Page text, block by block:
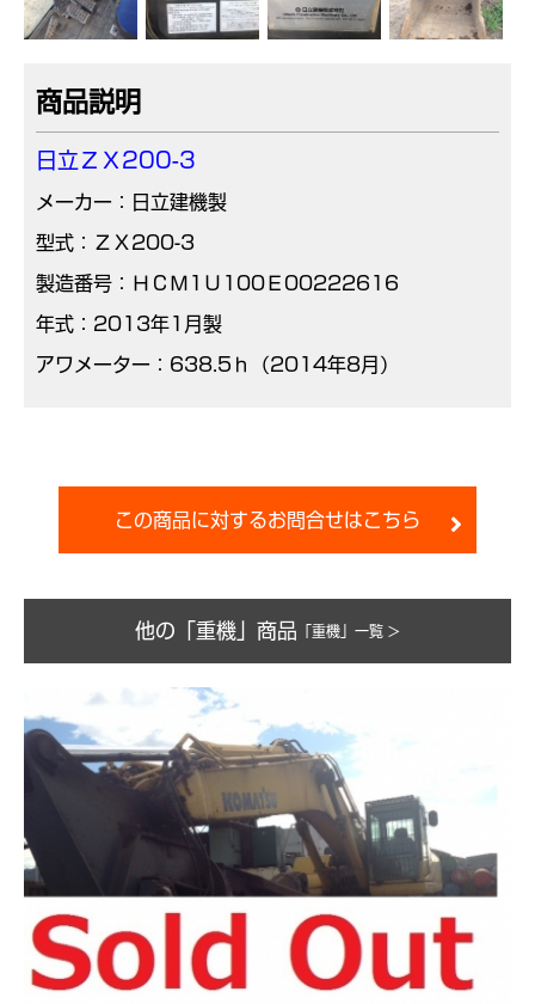
商品説明
日立ＺＸ200-3
メーカー：日立建機製
型式：ＺＸ200-3
製造番号：ＨＣＭ1Ｕ100Ｅ00222616
年式：2013年1月製
アワメーター：638.5ｈ（2014年8月）
この商品に対するお問合せはこちら
他の「重機」商品 「重機」一覧 >